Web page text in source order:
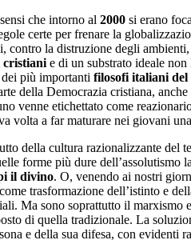
che intorno al 2000 si erano
certe per frenare la
la distruzione degli
cristiani e di un substrato ideale
più importanti filosofi italiani del
della Democrazia cristiana,
venne etichettato come
volta a far maturare nei giovani
della cultura razionalizzante del
forme più dure
il divino. O, venendo ai nostri
trasformazione dell’istinto e
Ma sono soprattutto il marxismo
di quella tradizionale. La
e della sua difesa, con evidenti